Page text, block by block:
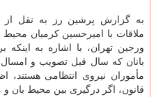
به گزارش پرشین رز به نقل از
ملاقات با امیرحسین کرمیان
ورجین تهران، با اشاره به اینکه
بانان که سال قبل تصویب و امسال
مأموران نیروی انتظامی
قانون، اگر درگیری بین محیط بان